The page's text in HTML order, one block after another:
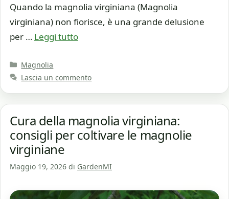
Quando la magnolia virginiana (Magnolia
virginiana) non fiorisce, è una grande delusione
per … Leggi tutto
Categorie
Magnolia
Lascia un commento
Cura della magnolia virginiana:
consigli per coltivare le magnolie
virginiane
Maggio 19, 2026 di GardenMI